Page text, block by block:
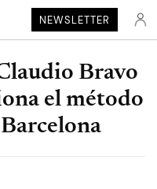
NEWSLETTER
Bravo
el método